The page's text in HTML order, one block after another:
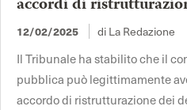
accordi di
12/02/2025 di La Redazione
Il Tribunale ha stabilito che il
pubblica può legittimamente
accordo di ristrutturazione dei